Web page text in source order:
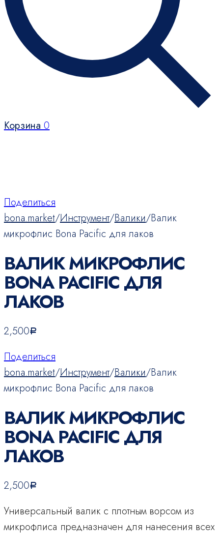
Корзина 0
Поделиться
bona.market/Инструмент/Валики/Валик
микрофлис Bona Pacific для лаков
ВАЛИК МИКРОФЛИС
BONA PACIFIC ДЛЯ
ЛАКОВ
2,500Р
Поделиться
bona.market/Инструмент/Валики/Валик
микрофлис Bona Pacific для лаков
ВАЛИК МИКРОФЛИС
BONA PACIFIC ДЛЯ
ЛАКОВ
2,500Р
Универсальный валик с плотным ворсом из
микрофлиса предназначен для нанесения всех